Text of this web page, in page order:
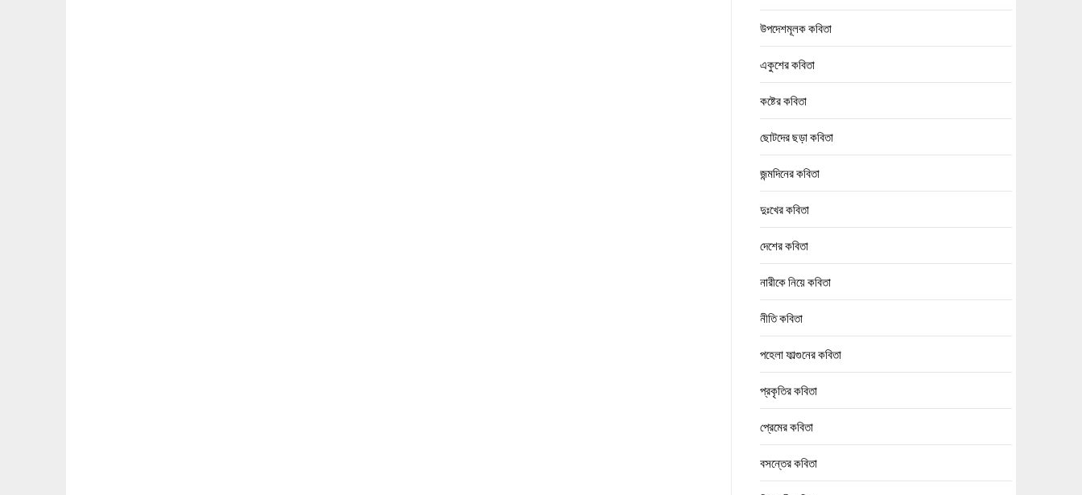
উপদেশমূলক কবিতা
একুশের কবিতা
কষ্টের কবিতা
ছোটদের ছড়া কবিতা
জন্মদিনের কবিতা
দুঃখের কবিতা
দেশের কবিতা
নারীকে নিয়ে কবিতা
নীতি কবিতা
পহেলা ফাল্গুনের কবিতা
প্রকৃতির কবিতা
প্রেমের কবিতা
বসন্তের কবিতা